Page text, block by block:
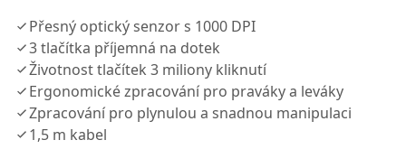
Přesný optický senzor s 1000 DPI
3 tlačítka příjemná na dotek
Životnost tlačítek 3 miliony kliknutí
Ergonomické zpracování pro praváky a leváky
Zpracování pro plynulou a snadnou manipulaci
1,5 m kabel